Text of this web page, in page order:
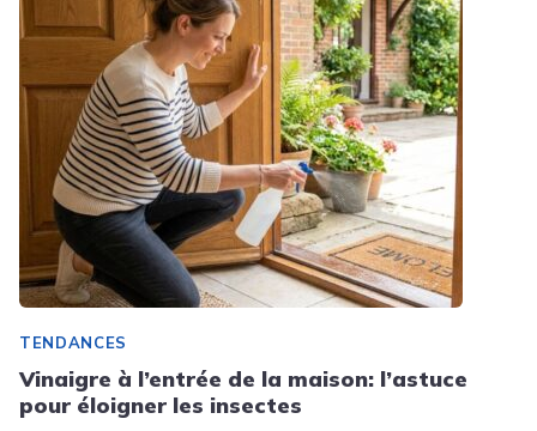
TENDANCES
Vinaigre à l’entrée de la maison: l’astuce
pour éloigner les insectes